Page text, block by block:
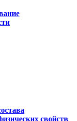
свойств